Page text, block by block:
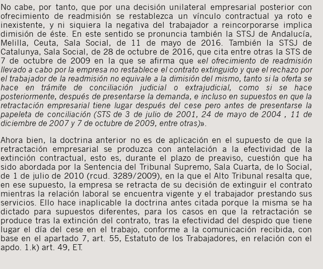
No cabe, por tanto, que por una decisión unilateral empresarial posterior con
ofrecimiento de readmisión se restablezca un vínculo contractual ya roto e
inexistente, y ni siquiera la negativa del trabajador a reincorporarse implica
dimisión de éste. En este sentido se pronuncia también la STSJ de Andalucía,
Melilla, Ceuta, Sala Social, de 11 de mayo de 2016. También la STSJ de
Catalunya, Sala Social, de 28 de octubre de 2016, que cita entre otras la STS de
7 de octubre de 2009 en la que se afirma que «el ofrecimiento de readmisión
llevado a cabo por la empresa no restablece el contrato extinguido y que el rechazo por
el trabajador de la readmisión no equivale a la dimisión del mismo, tanto si la oferta se
hace en trámite de conciliación judicial o extrajudicial, como si se hace
posteriormente, después de presentarse la demanda, e incluso en supuestos en que la
retractación empresarial tiene lugar después del cese pero antes de presentarse la
papeleta de conciliación (STS de 3 de julio de 2001, 24 de mayo de 2004 , 11 de
diciembre de 2007 y 7 de octubre de 2009, entre otras)».
Ahora bien, la doctrina anterior no es de aplicación en el supuesto de que la
retractación empresarial se produzca con antelación a la efectividad de la
extinción contractual, esto es, durante el plazo de preaviso, cuestión que ha
sido abordada por la Sentencia del Tribunal Supremo, Sala Cuarta, de lo Social,
de 1 de julio de 2010 (rcud. 3289/2009), en la que el Alto Tribunal resalta que,
en ese supuesto, la empresa se retracta de su decisión de extinguir el contrato
mientras la relación laboral se encuentra vigente y el trabajador prestando sus
servicios. Ello hace inaplicable la doctrina antes citada porque la misma se ha
dictado para supuestos diferentes, para los casos en que la retractación se
produce tras la extinción del contrato, tras la efectividad del despido que tiene
lugar el día del cese en el trabajo, conforme a la comunicación recibida, con
base en el apartado 7, art. 55, Estatuto de los Trabajadores, en relación con el
apdo. 1.k) art. 49, ET.